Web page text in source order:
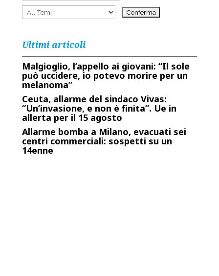
Ultimi articoli
Malgioglio, l’appello ai giovani: “Il sole
può uccidere, io potevo morire per un
melanoma”
Ceuta, allarme del sindaco Vivas:
“Un’invasione, e non è finita”. Ue in
allerta per il 15 agosto
Allarme bomba a Milano, evacuati sei
centri commerciali: sospetti su un
14enne